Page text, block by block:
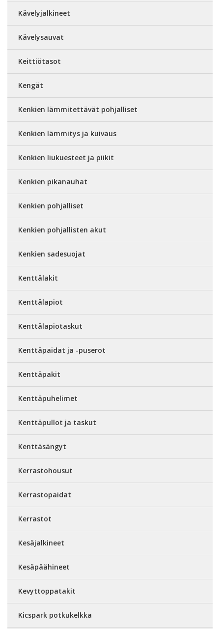
Kävelyjalkineet
Kävelysauvat
Keittiötasot
Kengät
Kenkien lämmitettävät pohjalliset
Kenkien lämmitys ja kuivaus
Kenkien liukuesteet ja piikit
Kenkien pikanauhat
Kenkien pohjalliset
Kenkien pohjallisten akut
Kenkien sadesuojat
Kenttälakit
Kenttälapiot
Kenttälapiotaskut
Kenttäpaidat ja -puserot
Kenttäpakit
Kenttäpuhelimet
Kenttäpullot ja taskut
Kenttäsängyt
Kerrastohousut
Kerrastopaidat
Kerrastot
Kesäjalkineet
Kesäpäähineet
Kevyttoppatakit
Kicspark potkukelkka